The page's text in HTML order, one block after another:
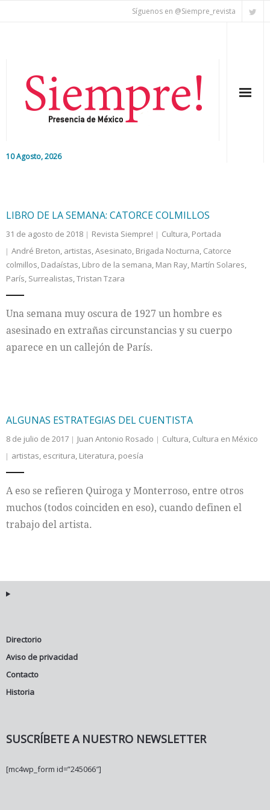
Síguenos en @Siempre_revista
10 Agosto, 2026
Nacional
Colaboradores
Cultura
LIBRO DE LA SEMANA: CATORCE COLMILLOS
31 de agosto de 2018 Revista Siempre! Cultura, Portada
André Breton, artistas,Asesinato, Brigada Nocturna, Catorce
colmillos, Dadaístas, Libro de la semana, Man Ray, Martín Solares,
París, Surrealistas,Tristan Tzara
Una semana muy oscura de 1927 un hombre es
asesinado en extrañas circunstancias y su cuerpo
aparece en un callejón de París.
ALGUNAS ESTRATEGIAS DEL CUENTISTA
8 de julio de 2017 Juan Antonio Rosado Cultura, Cultura en México
artistas, escritura, Literatura, poesía
A eso se refieren Quiroga y Monterroso, entre otros
muchos (todos coinciden en eso), cuando definen el
trabajo del artista.
Directorio
Aviso de privacidad
Contacto
Historia
SUSCRÍBETE A NUESTRO NEWSLETTER
[mc4wp_form id=”245066″]